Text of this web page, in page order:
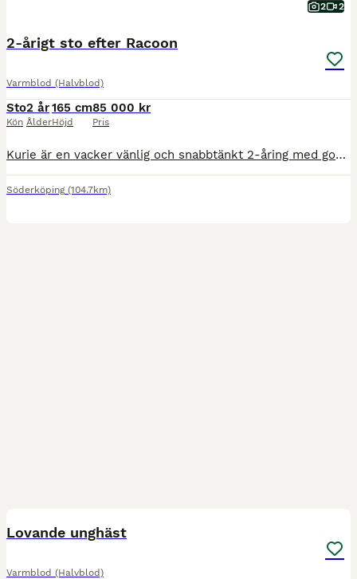
2 2
2-årigt sto efter Racoon
Varmblod (Halvblod)
Sto
Kön
2 år
Ålder
165 cm
Höjd
85 000 kr
Pris
Kurie är en vacker vänlig och snabbtänkt 2-åring med god utvecklingspotential. Uppvuxen på lösdrift. Mamma med härlig ridbarhet, tävlad i dressyr och lättare fälttävlan. Kurie är i dagsläget ca 160 c
Söderköping (104.7km)
Lovande unghäst
Varmblod (Halvblod)